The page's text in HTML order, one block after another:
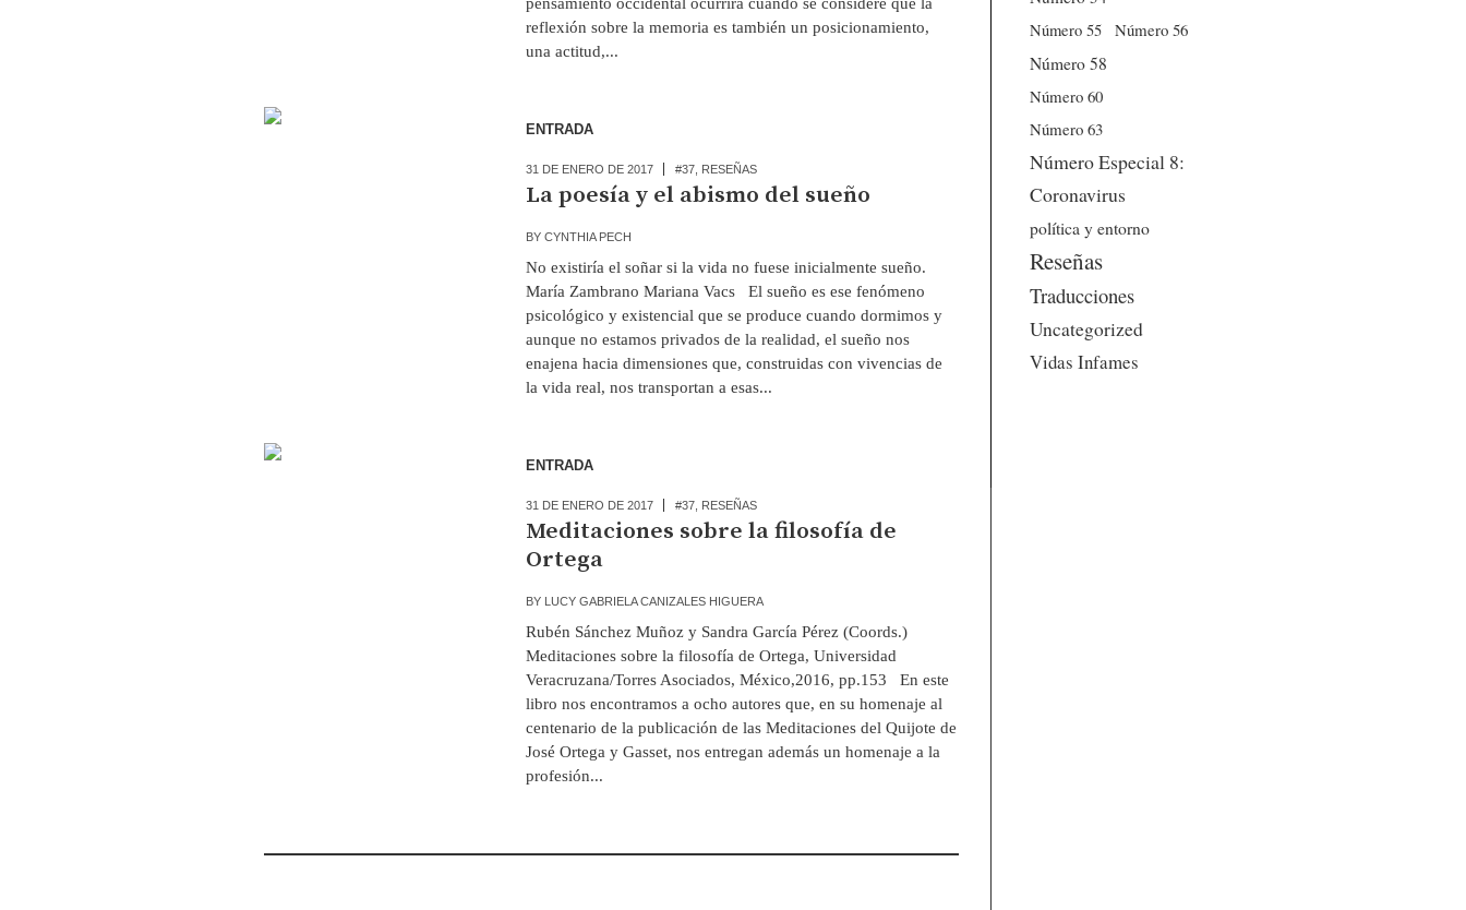
reflexión sobre la memoria es también un posicionamiento,
una actitud,...
ENTRADA
31 DE ENERO DE 2017 #37, RESEÑAS
La poesía y el abismo del sueño
BY CYNTHIA PECH
No existiría el soñar si la vida no fuese inicialmente sueño.
María Zambrano Mariana Vacs El sueño es ese fenómeno
psicológico y existencial que se produce cuando dormimos y
aunque no estamos privados de la realidad, el sueño nos
enajena hacia dimensiones que, construidas con vivencias de
la vida real, nos transportan a esas...
ENTRADA
31 DE ENERO DE 2017 #37, RESEÑAS
Meditaciones sobre la filosofía de
Ortega
BY LUCY GABRIELA CANIZALES HIGUERA
Rubén Sánchez Muñoz y Sandra García Pérez (Coords.)
Meditaciones sobre la filosofía de Ortega, Universidad
Veracruzana/Torres Asociados, México,2016, pp.153 En este
libro nos encontramos a ocho autores que, en su homenaje al
centenario de la publicación de las Meditaciones del Quijote de
José Ortega y Gasset, nos entregan además un homenaje a la
profesión...
Número 55
Número 56
Número 58
Número 60
Número 63
Número Especial 8:
Coronavirus
política y entorno
Reseñas
Traducciones
Uncategorized
Vidas Infames